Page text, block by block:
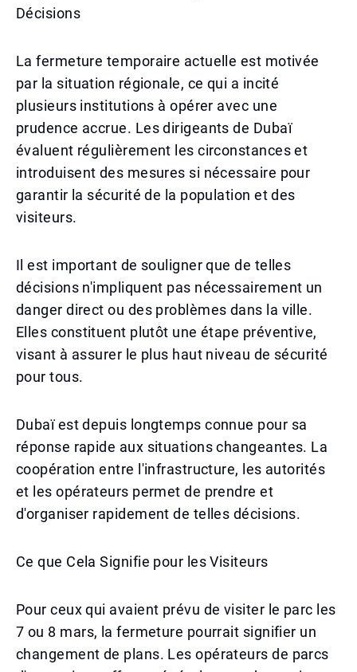
Décisions
La fermeture temporaire actuelle est motivée
par la situation régionale, ce qui a incité
plusieurs institutions à opérer avec une
prudence accrue. Les dirigeants de Dubaï
évaluent régulièrement les circonstances et
introduisent des mesures si nécessaire pour
garantir la sécurité de la population et des
visiteurs.
Il est important de souligner que de telles
décisions n'impliquent pas nécessairement un
danger direct ou des problèmes dans la ville.
Elles constituent plutôt une étape préventive,
visant à assurer le plus haut niveau de sécurité
pour tous.
Dubaï est depuis longtemps connue pour sa
réponse rapide aux situations changeantes. La
coopération entre l'infrastructure, les autorités
et les opérateurs permet de prendre et
d'organiser rapidement de telles décisions.
Ce que Cela Signifie pour les Visiteurs
Pour ceux qui avaient prévu de visiter le parc les
7 ou 8 mars, la fermeture pourrait signifier un
changement de plans. Les opérateurs de parcs